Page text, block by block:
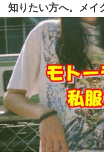
知りたい方へ。メイ